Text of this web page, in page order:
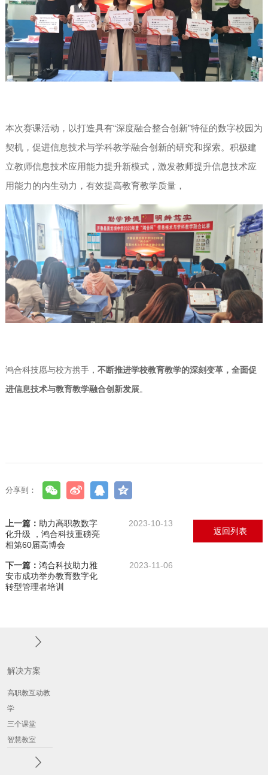
本次赛课活动，以打造具有“深度融合整合创新”特征的数字校园为
契机，促进信息技术与学科教学融合创新的研究和探索。积极建
立教师信息技术应用能力提升新模式，激发教师提升信息技术应
用能力的内生动力，有效提高教育教学质量，
鸿合科技愿与校方携手， 不断推进学校教育教学的深刻变革，全面促
进信息技术与教育教学融合创新发展。
分享到：
上一篇： 助力高职教数字
化升级 ，鸿合科技重磅亮
相第60届高博会
2023-10-13
下一篇： 鸿合科技助力雅
安市成功举办教育数字化
转型管理者培训
2023-11-06
返回列表
解决方案
高职教互动教
学
三个课堂
智慧教室